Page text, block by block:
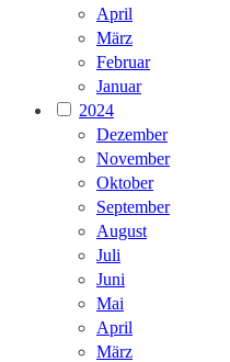
April
März
Februar
Januar
2024
Dezember
November
Oktober
September
August
Juli
Juni
Mai
April
März